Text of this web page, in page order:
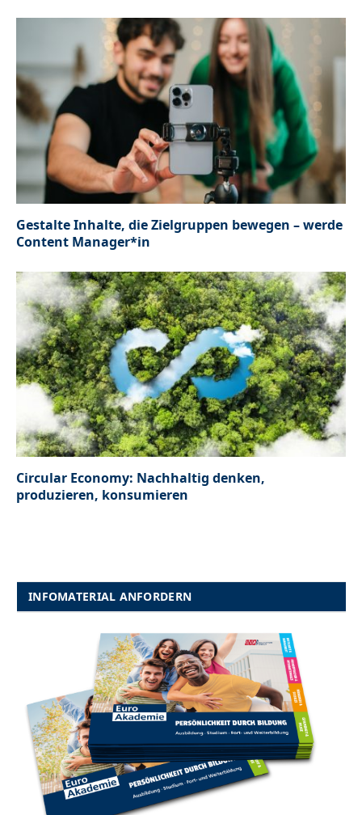
Gestalte Inhalte, die Zielgruppen bewegen – werde
Content Manager*in
Circular Economy: Nachhaltig denken,
produzieren, konsumieren
INFOMATERIAL ANFORDERN